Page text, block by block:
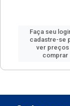
Faça seu
cadastre-se
ver preços
comprar